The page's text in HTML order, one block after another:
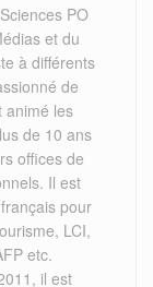
PO
et du
à différents
de
animé les
de 10 ans
offices de
Il est
pour
LCI,
etc.
il est